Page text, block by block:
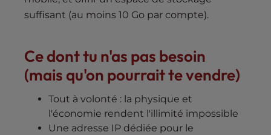
suffisant (au moins 10 Go par compte).
Ce dont tu n'as pas besoin
(mais qu'on pourrait te vendre)
Tout à volonté : la physique et
l'économie rendent l'illimité impossible
Une adresse IP dédiée pour le